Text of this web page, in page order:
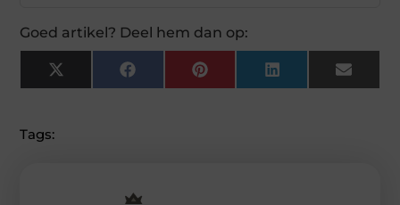
Goed artikel? Deel hem dan op:
X
(Twitter)
FacebookPinterest LinkedIn Email
Tags: